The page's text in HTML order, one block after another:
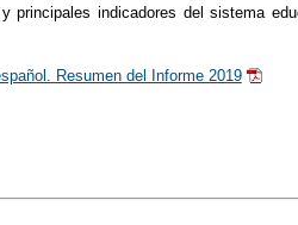
indicadores del sistema
Resumen del Informe 2019